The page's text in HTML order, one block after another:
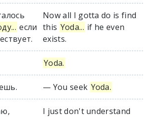
если
Now all I gotta do is find
this Yoda... if he even
exists.
Yoda.
— You seek Yoda.
I just don't understand